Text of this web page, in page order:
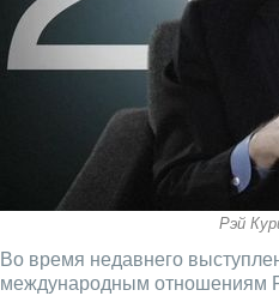
Рэй
Во время недавнего
международным отношениям